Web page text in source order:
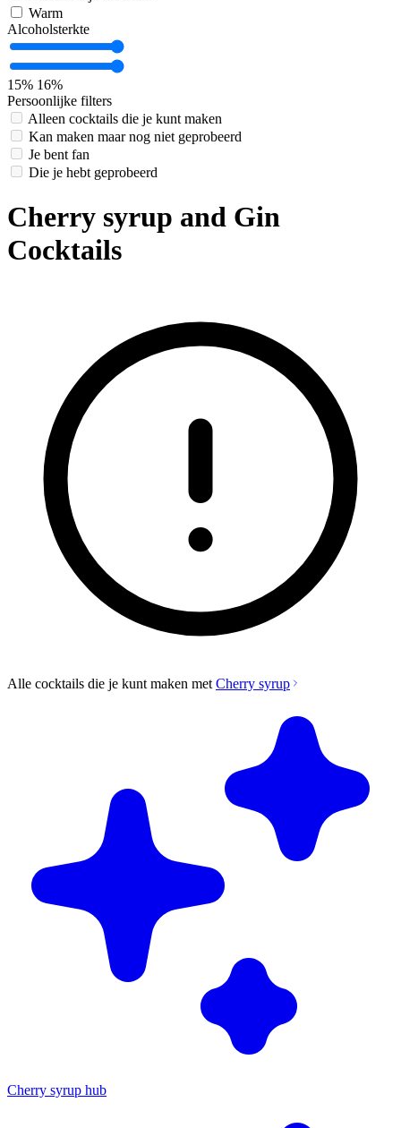
Warm
Alcoholsterkte
15% 16%
Persoonlijke filters
Alleen cocktails die je kunt maken
Kan maken maar nog niet geprobeerd
Je bent fan
Die je hebt geprobeerd
Cherry syrup and Gin
Cocktails
Alle cocktails die je kunt maken met Cherry syrup
Cherry syrup hub